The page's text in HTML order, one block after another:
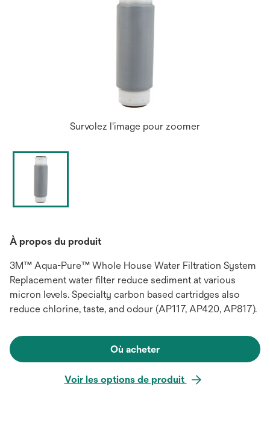
Survolez l'image pour zoomer
À propos du produit
3M™ Aqua-Pure™ Whole House Water Filtration System
Replacement water filter reduce sediment at various
micron levels. Specialty carbon based cartridges also
reduce chlorine, taste, and odour (AP117, AP420, AP817).
Où acheter
Voir les options de produit